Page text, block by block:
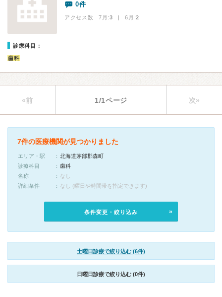
0件
アクセス数 7月:3 | 6月:2
診療科目：
歯科
«前 1/1ページ 次»
7件の医療機関が見つかりました
エリア・駅
北海道茅部郡森町
診療科目
歯科
名称
なし
詳細条件
なし (曜日や時間帯を指定できます)
条件変更・絞り込み
土曜日診療で絞り込む (6件)
日曜日診療で絞り込む (0件)